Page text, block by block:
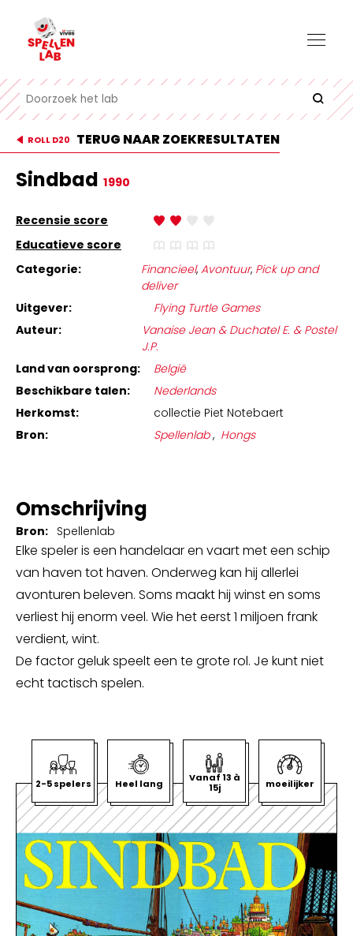
ROLL D20 TERUG NAAR ZOEKRESULTATEN
Sindbad 1990
Recensie score
Educatieve score
Categorie:
Financieel, Avontuur, Pick up and
deliver
Uitgever:
Flying Turtle Games
Auteur:
Vanaise Jean & Duchatel E. & Postel
J.P.
Land van oorsprong:
België
Beschikbare talen:
Nederlands
Herkomst:
collectie Piet Notebaert
Bron:
Spellenlab, Hongs
Omschrijving
Bron: Spellenlab
Elke speler is een handelaar en vaart met een schip
van haven tot haven. Onderweg kan hij allerlei
avonturen beleven. Soms maakt hij winst en soms
verliest hij enorm veel. Wie het eerst 1 miljoen frank
verdient, wint.
De factor geluk speelt een te grote rol. Je kunt niet
echt tactisch spelen.
2-5 spelers Heel lang
Vanaf 13 à
15j
moeilijker